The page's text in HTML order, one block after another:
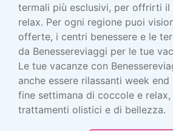
termali più esclusivi, per offrirti il
relax. Per ogni regione puoi
offerte, i centri benessere e le
da Benessereviaggi per le tue
Le tue vacanze con
anche essere rilassanti week end
fine settimana di coccole e
trattamenti olistici e di bellezza.